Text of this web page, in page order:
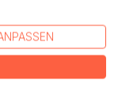
noch
mächtiger
ums Leben,
wird. Die